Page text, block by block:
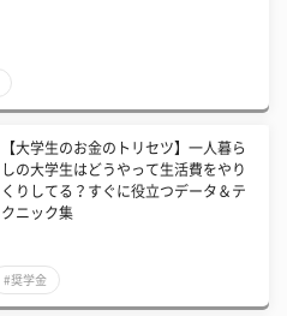
【大学生のお金のトリセツ】一人暮ら
しの大学生はどうやって生活費をやり
くりしてる？すぐに役立つデータ＆テ
クニック集
#奨学金